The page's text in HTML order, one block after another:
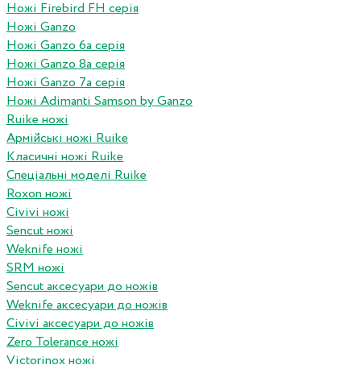
Ножі Firebird FH серія
Ножі Ganzo
Ножі Ganzo 6а серія
Ножі Ganzo 8а серія
Ножі Ganzo 7а серія
Ножі Adimanti Samson by Ganzo
Ruike ножі
Армійські ножі Ruike
Класичні ножі Ruike
Спеціальні моделі Ruike
Roxon ножi
Civivi ножі
Sencut ножі
Weknife ножі
SRM ножі
Sencut аксесуари до ножів
Weknife аксесуари до ножів
Civivi аксесуари до ножів
Zero Tolerance ножі
Victorinox ножі